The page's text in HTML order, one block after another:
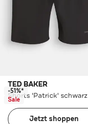
TED BAKER
Shorts 'Patrick' schwarz
-51%*
Sale
Jetzt shoppen